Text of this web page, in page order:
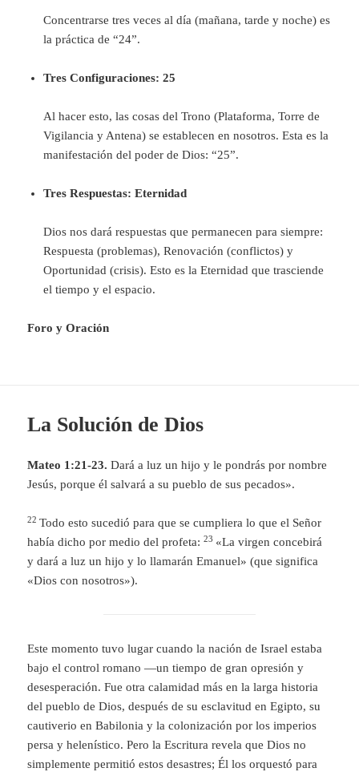
Concentrarse tres veces al día (mañana, tarde y noche) es
la práctica de “24”.
Tres Configuraciones: 25
Al hacer esto, las cosas del Trono (Plataforma, Torre de
Vigilancia y Antena) se establecen en nosotros. Esta es la
manifestación del poder de Dios: “25”.
Tres Respuestas: Eternidad
Dios nos dará respuestas que permanecen para siempre:
Respuesta (problemas), Renovación (conflictos) y
Oportunidad (crisis). Esto es la Eternidad que trasciende
el tiempo y el espacio.
Foro y Oración
La Solución de Dios
Mateo 1:21-23.Dará a luz un hijo y le pondrás por nombre
Jesús, porque él salvará a su pueblo de sus pecados».
22Todo esto sucedió para que se cumpliera lo que el Señor
había dicho por medio del profeta:23 «La virgen concebirá
y dará a luz un hijo y lo llamarán Emanuel» (que significa
«Dios con nosotros»).
Este momento tuvo lugar cuando la nación de Israel estaba
bajo el control romano —un tiempo de gran opresión y
desesperación. Fue otra calamidad más en la larga historia
del pueblo de Dios, después de su esclavitud en Egipto, su
cautiverio en Babilonia y la colonización por los imperios
persa y helenístico. Pero la Escritura revela que Dios no
simplemente permitió estos desastres; Él los orquestó para